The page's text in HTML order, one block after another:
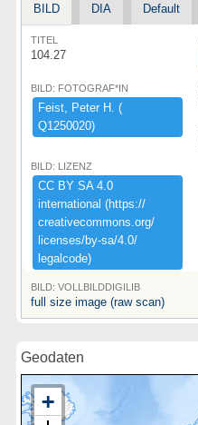
BILD DIA Default
TITEL
104.27
BILD: FOTOGRAF*IN
Feist,​ ​Peter ​H.​ ​(​
Q1250020)​
BILD: LIZENZ
CC ​BY ​SA ​4.​0 ​
international ​(​https:​/​/​
creativecommons.​org/​
licenses/​by-​sa/​4.​0/​
legalcode)​
BILD: VOLLBILDDIGILIB
full size image (raw scan)
Geodaten